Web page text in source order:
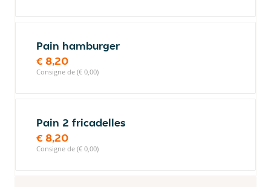
Pain hamburger
€ 8,20
Consigne de (€ 0,00)
Pain 2 fricadelles
€ 8,20
Consigne de (€ 0,00)